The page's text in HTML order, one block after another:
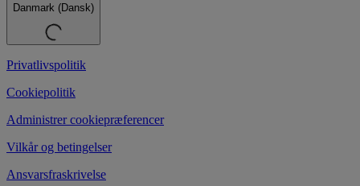
Danmark (Dansk)
Privatlivspolitik
Cookiepolitik
Administrer cookiepræferencer
Vilkår og betingelser
Ansvarsfraskrivelse